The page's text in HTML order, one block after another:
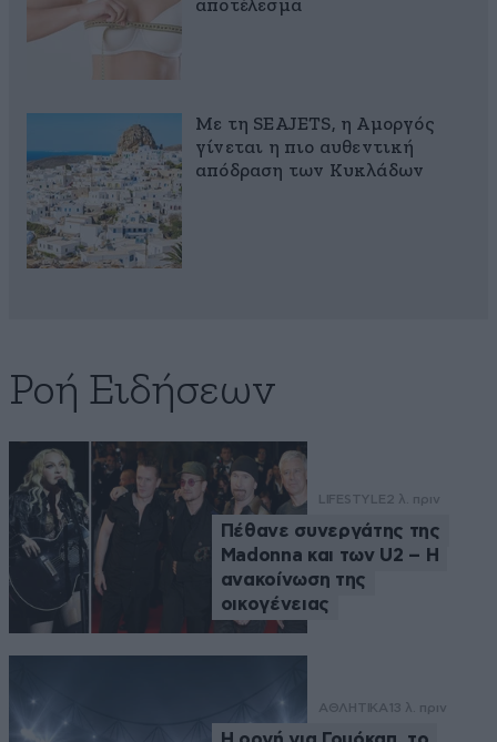
αποτέλεσμα
Με τη SEAJETS, η Αμοργός
γίνεται η πιο αυθεντική
απόδραση των Κυκλάδων
Ροή Ειδήσεων
LIFESTYLE2 λ. πριν
Πέθανε συνεργάτης της
Madonna και των U2 – Η
ανακοίνωση της
οικογένειας
ΑΘΛΗΤΙΚΑ 13 λ. πριν